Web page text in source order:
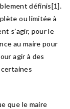
définis[1].
ou limitée à
s’agir, pour le
au maire pour
agir à des
que le maire